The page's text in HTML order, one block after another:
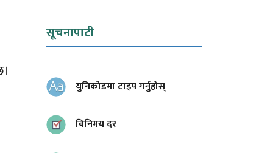
सूचनापाटी
युनिकोडमा टाइप गर्नुहोस्
विनिमय दर